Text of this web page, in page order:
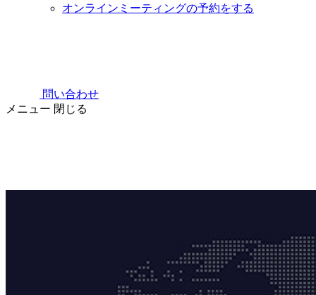
オンラインミーティングの予約をする
問い合わせ
メニュー 閉じる